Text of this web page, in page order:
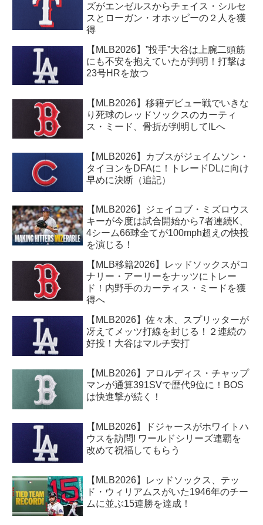
ズがエンゼルスからチェイス・シルセ
スとローガン・オホッピーの２人を獲
得
【MLB2026】”投手”大谷は上腕二頭筋
にも不安を抱えていたが判明！打撃は
23号HRを放つ
【MLB2026】移籍デビュー戦でいきな
り死球のレッドソックスのカーティ
ス・ミード、骨折が判明してILへ
【MLB2026】カブスがジェイムソン・
タイヨンをDFAに！トレードDLに向け
早めに決断（追記）
【MLB2026】ジェイコブ・ミズロウス
キーが今度は試合開始から7者連続K、
4シーム66球全てが100mph超えの快投
を演じる！
【MLB移籍2026】レッドソックスがコ
ナリー・アーリーをナッツにトレー
ド！内野手のカーティス・ミードを獲
得へ
【MLB2026】佐々木、スプリッターが
冴えてメッツ打線を封じる！２連続の
好投！大谷はマルチ安打
【MLB2026】アロルディス・チャップ
マンが通算391SVで歴代9位に！BOS
は快進撃が続く！
【MLB2026】ドジャースがホワイトハ
ウスを訪問! ワールドシリーズ連覇を
改めて祝福してもらう
【MLB2026】レッドソックス、テッ
ド・ウィリアムスがいた1946年のチー
ムに並ぶ15連勝を達成！